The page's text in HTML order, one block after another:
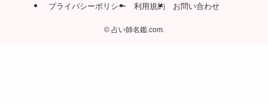
プライバシーポリシー 利用規約 お問い合わせ
©占い師名鑑.com.